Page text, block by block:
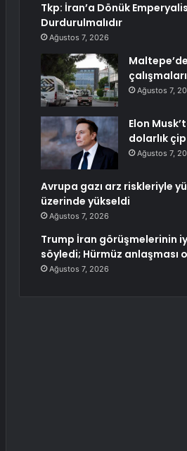
Tkp: İran’a Dönük
Durdurulmalıdır
Ağustos 7, 2026
Ağustos 7,
Elon
dolarlık
Ağustos 7,
Avrupa gazı arz riskleriyle
üzerinde yükseldi
Ağustos 7, 2026
Trump İran görüşmelerinin
söyledi; Hürmüz anlaşması
Ağustos 7, 2026